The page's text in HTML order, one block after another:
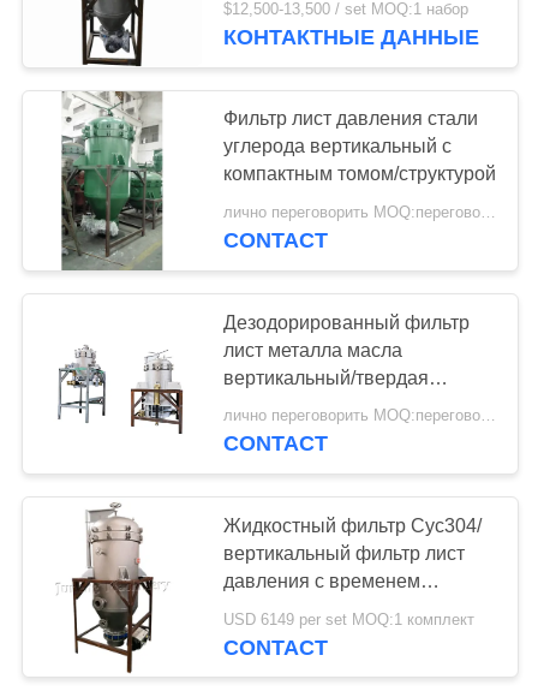
$12,500-13,500 / set MOQ:1 набор
КОНТАКТНЫЕ ДАННЫЕ
Фильтр лист давления стали
углерода вертикальный с
компактным томом/структурой
лично переговорить MOQ:переговоров
CONTACT
Дезодорированный фильтр
лист металла масла
вертикальный/твердая
жидкостная система
фильтрации
лично переговорить MOQ:переговоров
CONTACT
Жидкостный фильтр Сус304/
вертикальный фильтр лист
давления с временем
длинной жизни
USD 6149 per set MOQ:1 комплект
CONTACT